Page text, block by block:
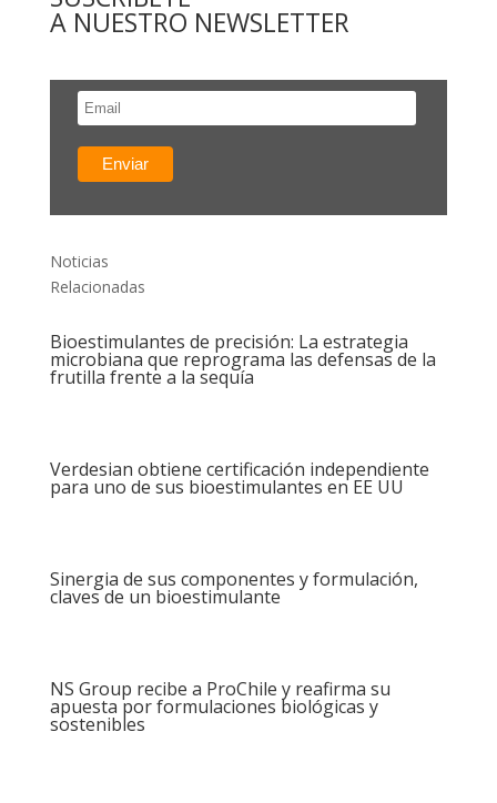
A NUESTRO NEWSLETTER
Noticias
Relacionadas
Bioestimulantes de precisión: La estrategia
microbiana que reprograma las defensas de la
frutilla frente a la sequía
Verdesian obtiene certificación independiente
para uno de sus bioestimulantes en EE UU
Sinergia de sus componentes y formulación,
claves de un bioestimulante
NS Group recibe a ProChile y reafirma su
apuesta por formulaciones biológicas y
sostenibles